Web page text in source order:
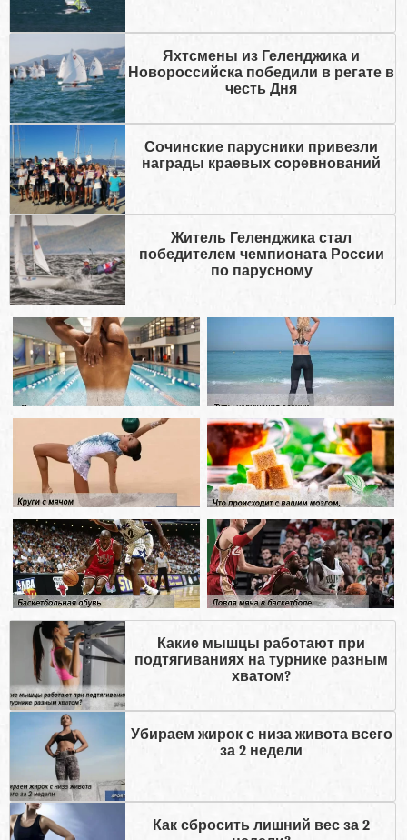
Яхтсмены из Геленджика и
Новороссийска победили в регате в
честь Дня
Сочинские парусники привезли
награды краевых соревнований
Житель Геленджика стал
победителем чемпионата России
по парусному
Какие мышцы работают при
подтягиваниях на турнике разным
хватом?
Убираем жирок с низа живота всего
за 2 недели
Как сбросить лишний вес за 2